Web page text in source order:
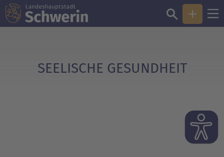
Sie sind hier: Seelische Gesundheit
SEELISCHE GESUNDHEIT